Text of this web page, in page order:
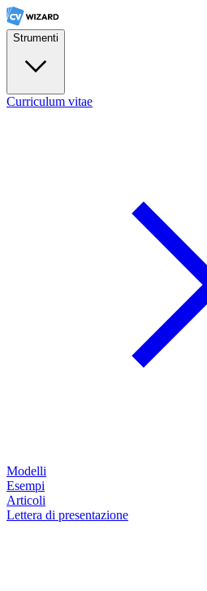
Strumenti
Curriculum vitae
Modelli
Esempi
Articoli
Lettera di presentazione